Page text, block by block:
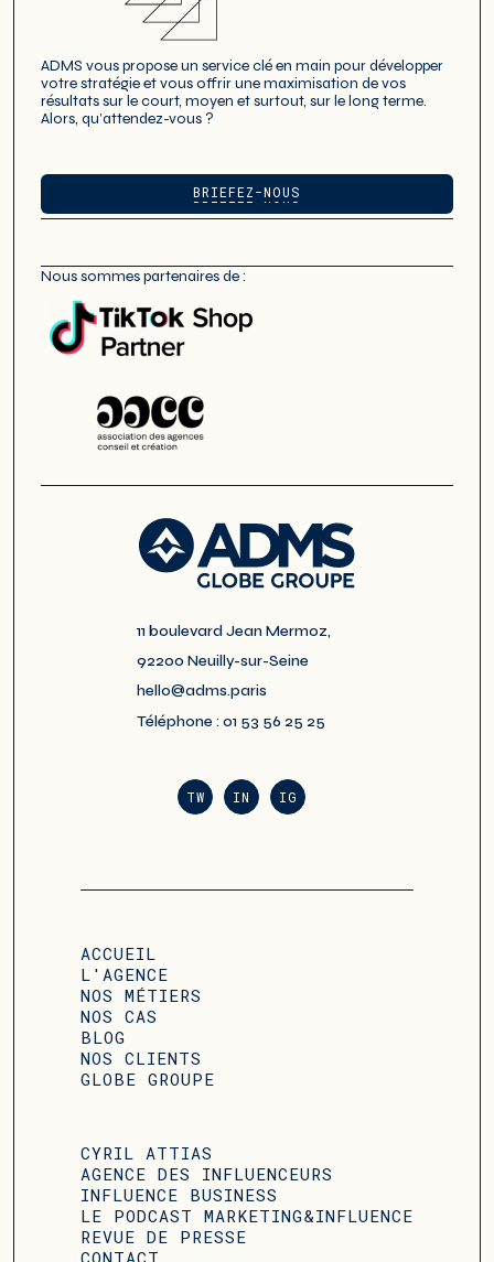
ADMS vous propose un service clé en main pour développer
votre stratégie et vous offrir une maximisation de vos
résultats sur le court, moyen et surtout, sur le long terme.
Alors, qu’attendez-vous ?
BRIEFEZ-NOUS
BRIEFEZ-NOUS
Nous sommes partenaires de :
11 boulevard Jean Mermoz,
92200 Neuilly-sur-Seine
hello@adms.paris
Téléphone : 01 53 56 25 25
TW IN IG
ACCUEIL
L'AGENCE
NOS MÉTIERS
NOS CAS
BLOG
NOS CLIENTS
GLOBE GROUPE
CYRIL ATTIAS
AGENCE DES INFLUENCEURS
INFLUENCE BUSINESS
LE PODCAST MARKETING&INFLUENCE
REVUE DE PRESSE